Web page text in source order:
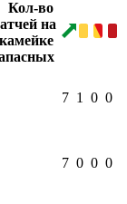
7 1 0 0
7 0 0 0